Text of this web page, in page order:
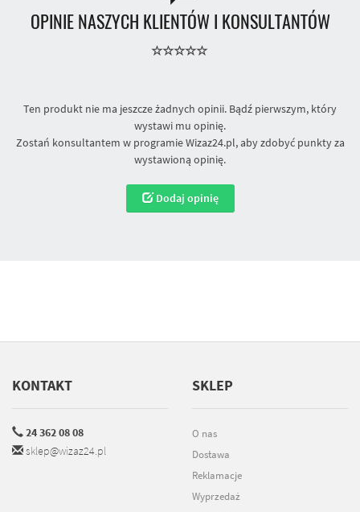
OPINIE NASZYCH KLIENTÓW I KONSULTANTÓW
Ten produkt nie ma jeszcze żadnych opinii. Bądź pierwszym, który
wystawi mu opinię.
Zostań konsultantem w programie Wizaz24.pl, aby zdobyć punkty za
wystawioną opinię.
Dodaj opinię
KONTAKT
24 362 08 08
sklep@wizaz24.pl
SKLEP
O nas
Dostawa
Reklamacje
Wyprzedaż